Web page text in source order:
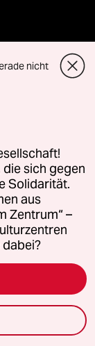
nicht
sich gegen
Solidarität.
aus
Zentrum“ –